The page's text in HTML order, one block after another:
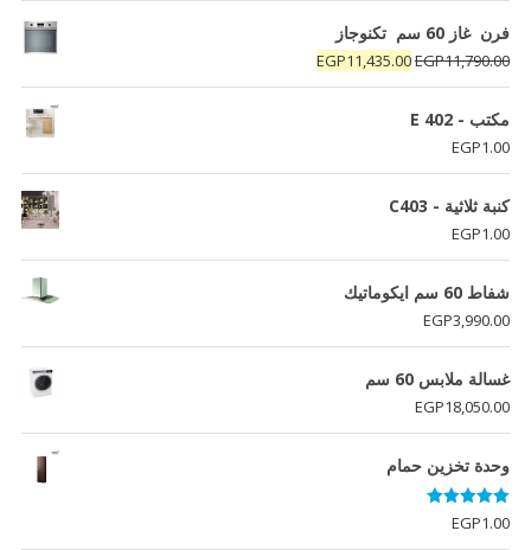
فرن غاز 60 سم تكنوجاز
EGP11,790.00
السعر
الأصلي
هو:
EGP11,435.00
السعر
الحالي
مكتب - E 402
EGP1.00
كنبة ثلاثية - C403
EGP1.00
شفاط 60 سم ايكوماتيك
EGP3,990.00
غسالة ملابس 60 سم
EGP18,050.00
وحدة تخزين حمام
تم التقييم
5.00
من 5
EGP1.00